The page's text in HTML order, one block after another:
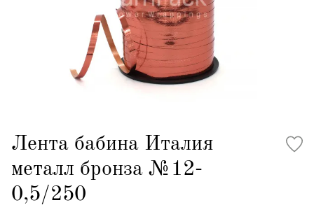
Лента бабина Италия
металл бронза №12-
0,5/250